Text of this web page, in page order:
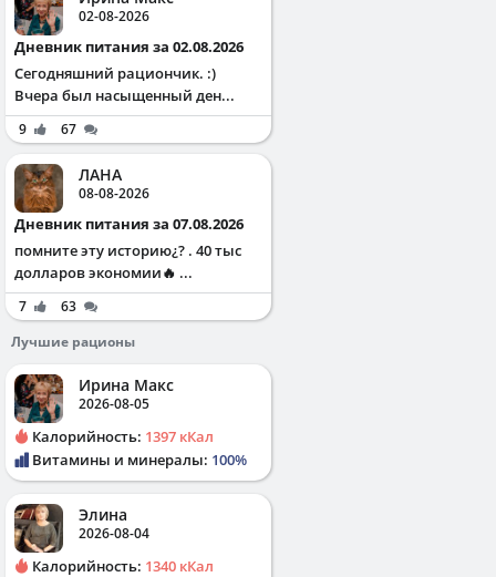
02-08-2026
Дневник питания за 02.08.2026
Сегодняшний рациончик. :)
Вчера был насыщенный ден...
9 67
ЛАНА
08-08-2026
Дневник питания за 07.08.2026
помните эту историю¿? . 40 тыс
долларов экономии🔥 ...
7
63
Лучшие рационы
Ирина Макс
2026-08-05
Калорийность: 1397 кКал
Витамины и минералы: 100%
Элина
2026-08-04
Калорийность: 1340 кКал